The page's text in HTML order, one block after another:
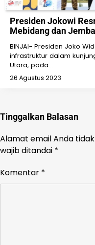
Presiden Jokowi
Mebidang dan
BINJAI- Presiden Joko
infrastruktur dalam
Utara, pada…
26 Agustus 2023
Tinggalkan Balasan
Alamat email Anda
wajib ditandai *
Komentar *